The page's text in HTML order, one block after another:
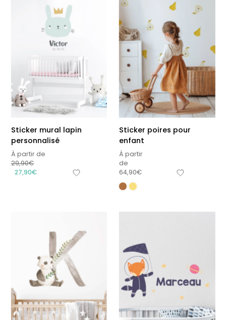
Sticker mural lapin
personnalisé
À partir de
29,90€
27,90€
Sticker poires pour
enfant
À partir
de
64,90€